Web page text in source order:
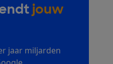
jouw
jaar miljarden